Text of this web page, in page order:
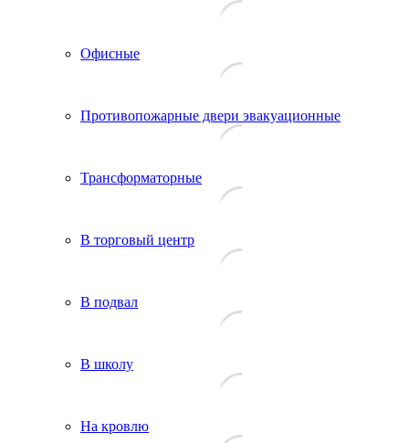
Офисные
Противопожарные двери эвакуационные
Трансформаторные
В торговый центр
В подвал
В школу
На кровлю